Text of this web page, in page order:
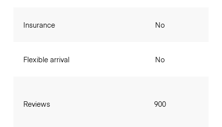
Insurance
Flexible arrival
Reviews
No
No
900